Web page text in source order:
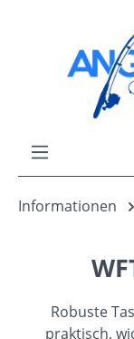
Zum Hauptinhalt
Informationen
Robuste
praktisch,